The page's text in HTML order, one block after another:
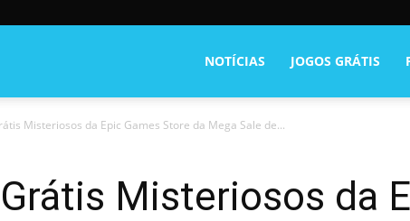
NOTÍCIAS JOGOS GRÁTIS
Misteriosos da Epic Games Store da Mega Sale de...
Misteriosos da